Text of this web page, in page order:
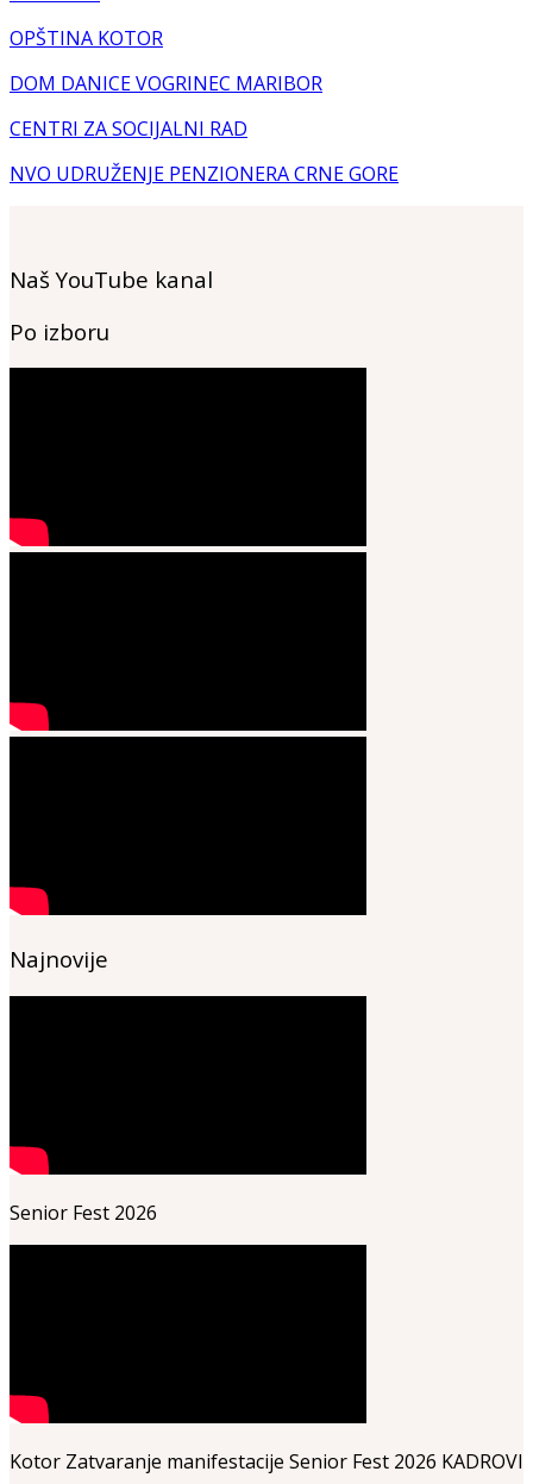
OPŠTINA KOTOR
DOM DANICE VOGRINEC MARIBOR
CENTRI ZA SOCIJALNI RAD
NVO UDRUŽENJE PENZIONERA CRNE GORE
Naš YouTube kanal
Po izboru
Najnovije
Senior Fest 2026
Kotor Zatvaranje manifestacije Senior Fest 2026 KADROVI